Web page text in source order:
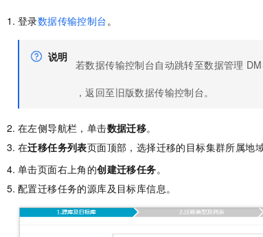
登录数据传输控制台 。
说明
若数据传输控制台自动跳转至数据管理
，返回至旧版数据传输控制台。
在左侧导航栏，单击数据迁移。
在迁移任务列表页面顶部，选择迁移的目标集群所属地域
单击页面右上角的创建迁移任务。
配置迁移任务的源库及目标库信息。